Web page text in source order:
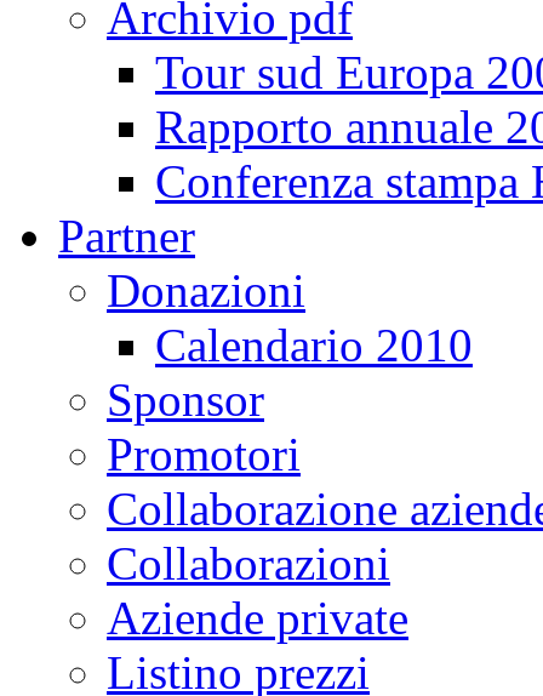
Archivio pdf
Tour sud Europa
Rapporto annuale
Conferenza
Partner
Donazioni
Calendario 2010
Sponsor
Promotori
Collaborazione
Collaborazioni
Aziende private
Listino prezzi